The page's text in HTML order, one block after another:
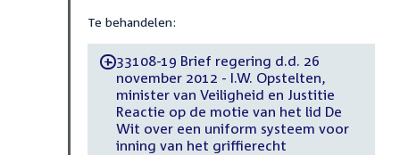
Te behandelen:
-33108-19 Brief regering d.d. 26
november 2012 - I.W. Opstelten,
minister van Veiligheid en Justitie
Reactie op de motie van het lid De
Wit over een uniform systeem voor
inning van het griffierecht